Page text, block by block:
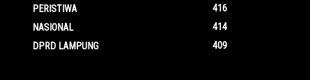
PERISTIWA
416
NASIONAL
414
DPRD LAMPUNG
409